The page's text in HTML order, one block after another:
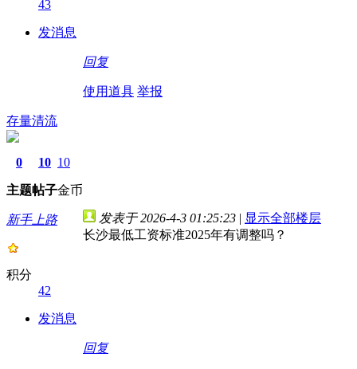
43
发消息
回复
使用道具 举报
存量清流
0
主题
10
帖子
10
金币
新手上路
积分
42
发消息
发表于 2026-4-3 01:25:23 | 显示全部楼层
长沙最低工资标准2025年有调整吗？
回复